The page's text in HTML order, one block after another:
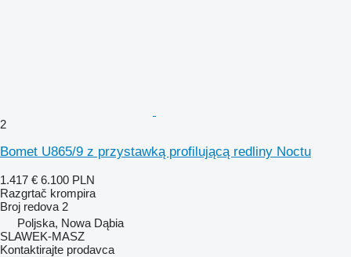
2
Bomet U865/9 z przystawką profilującą redliny Noctu
1.417 € 6.100 PLN
Razgrtač krompira
Broj redova 2
Poljska, Nowa Dąbia
SLAWEK-MASZ
Kontaktirajte prodavca